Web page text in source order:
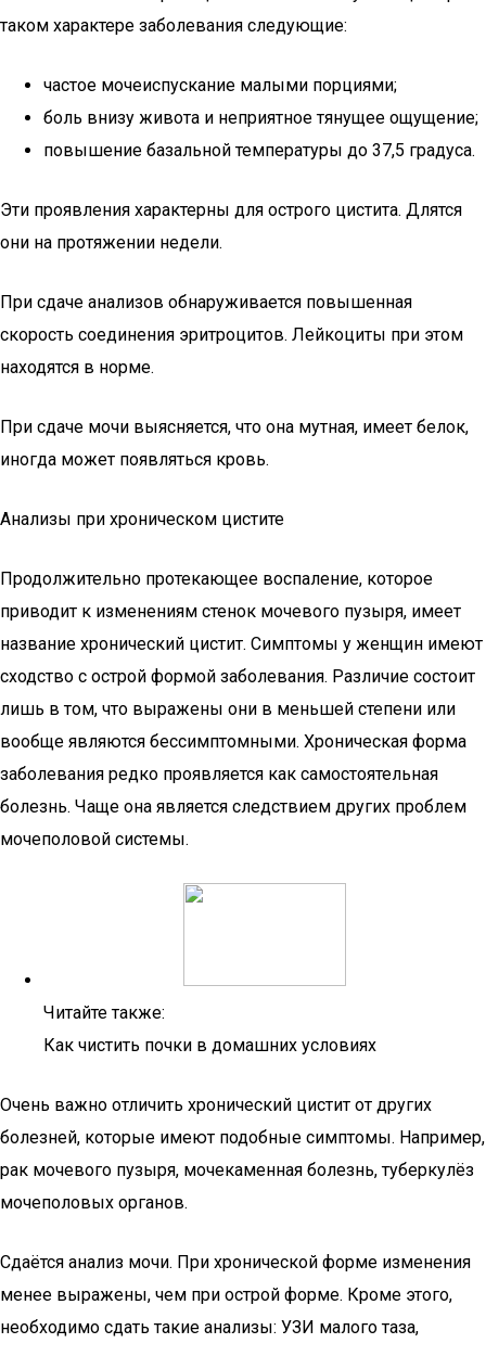
таком характере заболевания следующие:
частое мочеиспускание малыми порциями;
боль внизу живота и неприятное тянущее ощущение;
повышение базальной температуры до 37,5 градуса.
Эти проявления характерны для острого цистита. Длятся
они на протяжении недели.
При сдаче анализов обнаруживается повышенная
скорость соединения эритроцитов. Лейкоциты при этом
находятся в норме.
При сдаче мочи выясняется, что она мутная, имеет белок,
иногда может появляться кровь.
Анализы при хроническом цистите
Продолжительно протекающее воспаление, которое
приводит к изменениям стенок мочевого пузыря, имеет
название хронический цистит. Симптомы у женщин имеют
сходство с острой формой заболевания. Различие состоит
лишь в том, что выражены они в меньшей степени или
вообще являются бессимптомными. Хроническая форма
заболевания редко проявляется как самостоятельная
болезнь. Чаще она является следствием других проблем
мочеполовой системы.
Читайте также:
Как чистить почки в домашних условиях
Очень важно отличить хронический цистит от других
болезней, которые имеют подобные симптомы. Например,
рак мочевого пузыря, мочекаменная болезнь, туберкулёз
мочеполовых органов.
Сдаётся анализ мочи. При хронической форме изменения
менее выражены, чем при острой форме. Кроме этого,
необходимо сдать такие анализы: УЗИ малого таза,